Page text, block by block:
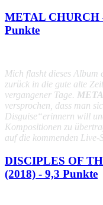
METAL CHURCH
Punkte
Mich flasht dieses Album
zurück in die gute alte
vergangener Tage.
versprochen, dass man
Disguise“erinnern will
Kompositionen zu
auf die kommenden Live-
DISCIPLES OF
(2018) - 9,3 Punkte